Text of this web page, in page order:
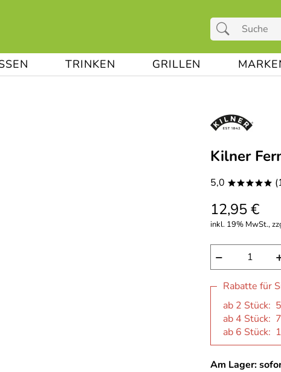
TRINKEN GRILLEN
Kilner
5,0 *****
12,95 €
inkl. 19% MwSt.,
−
Rabatte für
ab 2 Stück:
ab 4 Stück:
ab 6 Stück:
Am Lager: